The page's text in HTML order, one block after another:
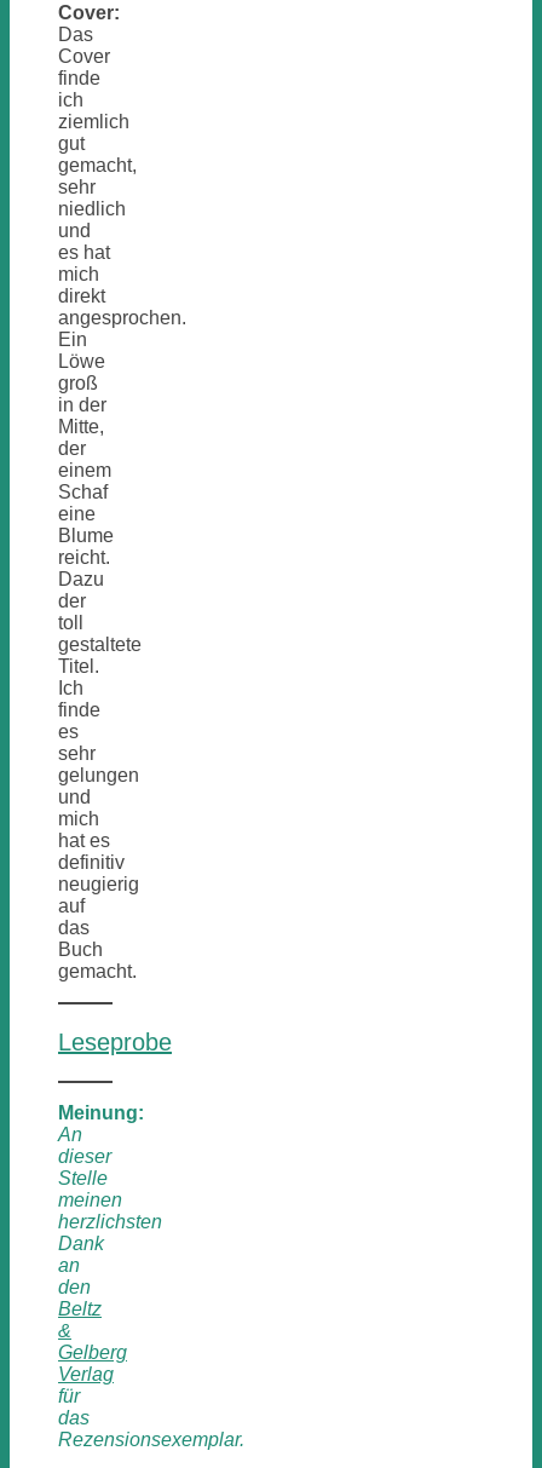
Cover:
Das
Cover
finde
ich
ziemlich
gut
gemacht,
sehr
niedlich
und
es hat
mich
direkt
angesprochen.
Ein
Löwe
groß
in der
Mitte,
der
einem
Schaf
eine
Blume
reicht.
Dazu
der
toll
gestaltete
Titel.
Ich
finde
es
sehr
gelungen
und
mich
hat es
definitiv
neugierig
auf
das
Buch
gemacht.
Leseprobe
Meinung:
An
dieser
Stelle
meinen
herzlichsten
Dank
an
den
Beltz
&
Gelberg
Verlag
für
das
Rezensionsexemplar.